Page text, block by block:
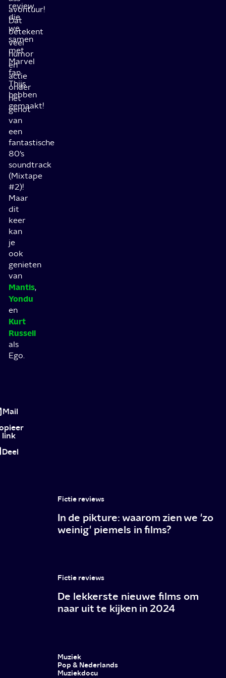
avontuur!
Dat
betekent
veel
humor
en
actie
onder
het
genot
van
een
fantastische
80’s
soundtrack
(Mixtape
#2)!
Maar
dit
keer
kan
je
ook
genieten
van
Mantis,
Yondu
en
Kurt
Russell
als
Ego.
review
die
we
samen
met
Marvel
fan
Thijs
hebben
gemaakt!
Beste
Marvel
Film
tot
Mail
link
Deel
Fictie reviews
In de pikture: waarom zien we 'zo
weinig' piemels in films?
Fictie reviews
De lekkerste nieuwe films om
naar uit te kijken in 2024
Muziek
Pop & Nederlands
Muziekdocu